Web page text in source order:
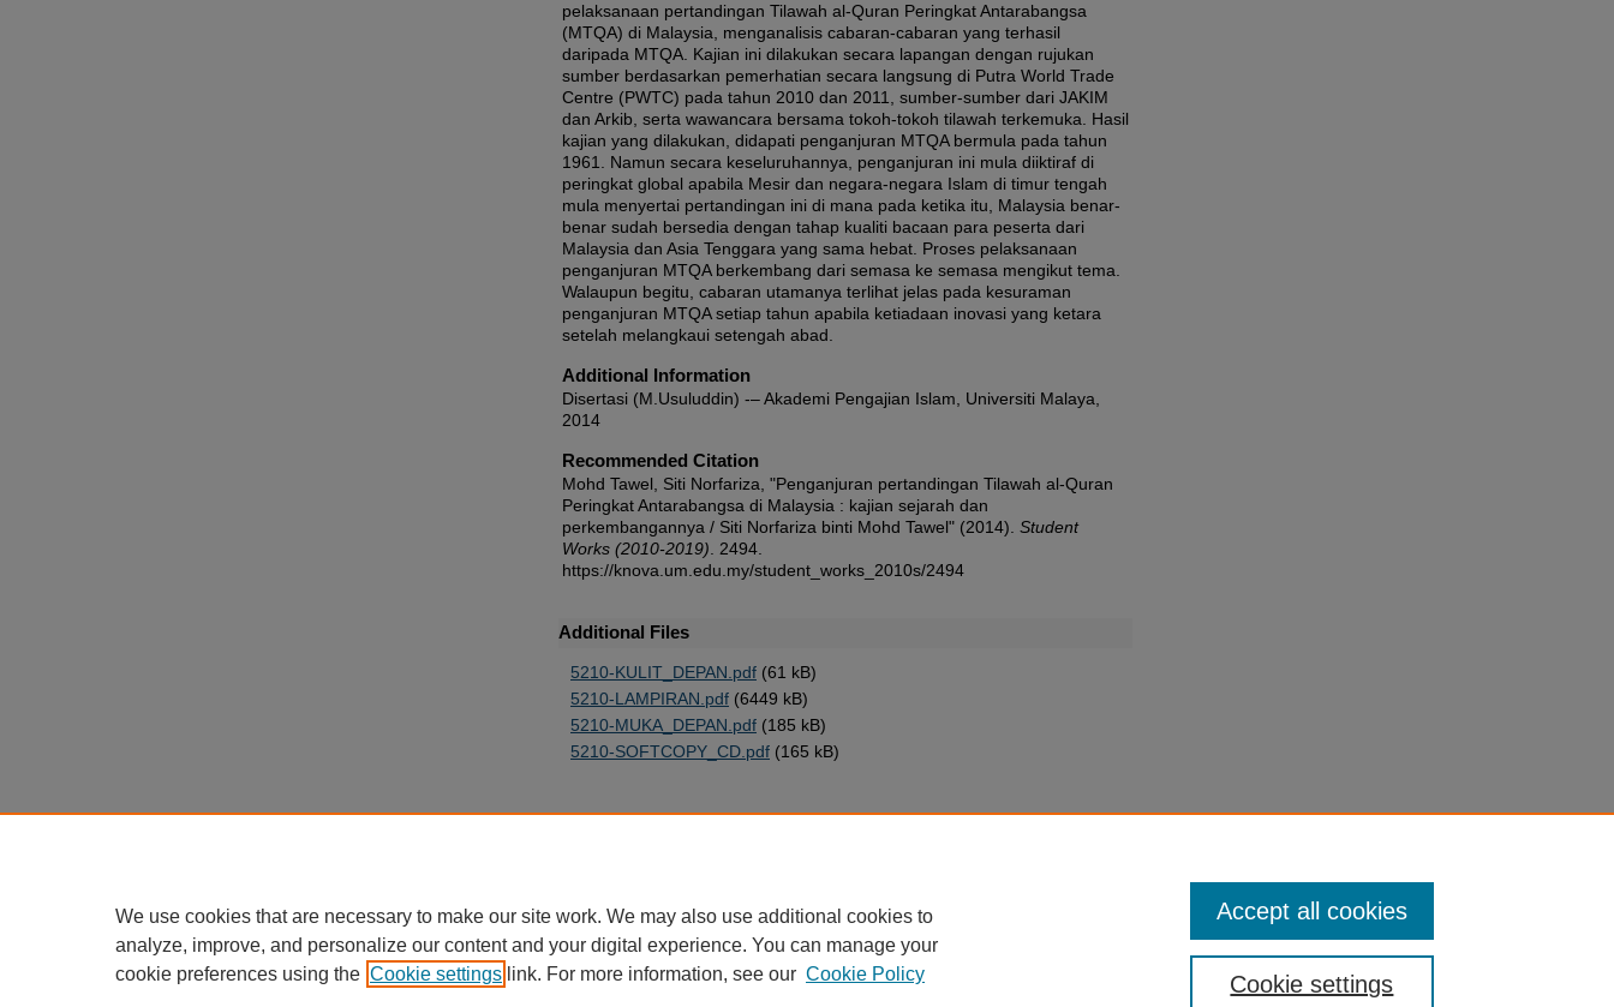
pelaksanaan pertandingan Tilawah al-Quran Peringkat Antarabangsa
(MTQA) di Malaysia, menganalisis cabaran-cabaran yang terhasil
daripada MTQA. Kajian ini dilakukan secara lapangan dengan rujukan
sumber berdasarkan pemerhatian secara langsung di Putra World Trade
Centre (PWTC) pada tahun 2010 dan 2011, sumber-sumber dari JAKIM
dan Arkib, serta wawancara bersama tokoh-tokoh tilawah terkemuka. Hasil
kajian yang dilakukan, didapati penganjuran MTQA bermula pada tahun
1961. Namun secara keseluruhannya, penganjuran ini mula diiktiraf di
peringkat global apabila Mesir dan negara-negara Islam di timur tengah
mula menyertai pertandingan ini di mana pada ketika itu, Malaysia benar-
benar sudah bersedia dengan tahap kualiti bacaan para peserta dari
Malaysia dan Asia Tenggara yang sama hebat. Proses pelaksanaan
penganjuran MTQA berkembang dari semasa ke semasa mengikut tema.
Walaupun begitu, cabaran utamanya terlihat jelas pada kesuraman
penganjuran MTQA setiap tahun apabila ketiadaan inovasi yang ketara
setelah melangkaui setengah abad.
Additional Information
Disertasi (M.Usuluddin) -– Akademi Pengajian Islam, Universiti Malaya,
2014
Recommended Citation
Mohd Tawel, Siti Norfariza, "Penganjuran pertandingan Tilawah al-Quran
Peringkat Antarabangsa di Malaysia : kajian sejarah dan
perkembangannya / Siti Norfariza binti Mohd Tawel" (2014). Student
Works (2010-2019) . 2494.
https://knova.um.edu.my/student_works_2010s/2494
Additional Files
5210-KULIT_DEPAN.pdf (61 kB)
5210-LAMPIRAN.pdf (6449 kB)
5210-MUKA_DEPAN.pdf (185 kB)
5210-SOFTCOPY_CD.pdf (165 kB)
Privacy Copyright
We use cookies that are necessary to make our site work. We may also use additional cookies to
analyze, improve, and personalize our content and your digital experience. You can manage your
cookie preferences using the Cookie settings link. For more information, see our Cookie Policy Cookie settings
Accept all cookies